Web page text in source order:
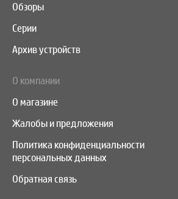
Обзоры
Серии
Архив устройств
О компании
О магазине
Жалобы и предложения
Политика конфиденциальности
персональных данных
Обратная связь